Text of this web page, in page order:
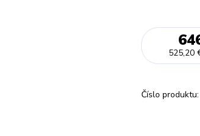
525,20
Číslo produktu: